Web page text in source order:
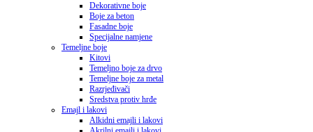
Dekorativne boje
Boje za beton
Fasadne boje
Specijalne namjene
Temeljne boje
Kitovi
Temeljno boje za drvo
Temeljne boje za metal
Razrjeđivači
Sredstva protiv hrđe
Emajl i lakovi
Alkidni emajli i lakovi